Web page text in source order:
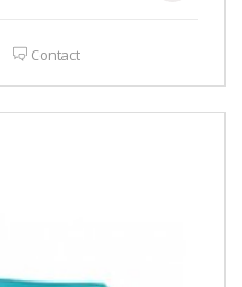
Contact